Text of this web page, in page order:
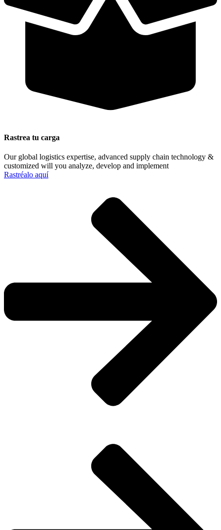
Rastrea tu carga
Our global logistics expertise, advanced supply chain technology &
customized will you analyze, develop and implement
Rastréalo aquí